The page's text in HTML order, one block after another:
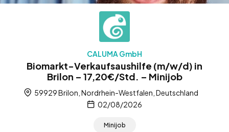
CALUMA GmbH
Biomarkt-Verkaufsaushilfe (m/w/d) in
Brilon – 17,20€/Std. – Minijob
59929 Brilon, Nordrhein-Westfalen, Deutschland
02/08/2026
Minijob